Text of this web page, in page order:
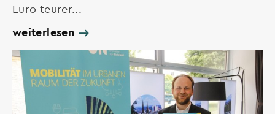
Euro teurer...
weiterlesen